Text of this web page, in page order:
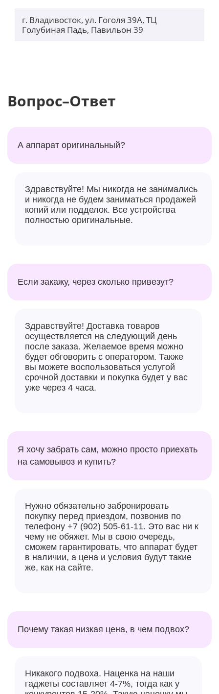
г. Владивосток, ул. Гоголя 39А, ТЦ
Голубиная Падь, Павильон 39
Вопрос–Ответ
А аппарат оригинальный?
Здравствуйте! Мы никогда не занимались
и никогда не будем заниматься продажей
копий или подделок. Все устройства
полностью оригинальные.
Если закажу, через сколько привезут?
Здравствуйте! Доставка товаров
осуществляется на следующий день
после заказа. Желаемое время можно
будет обговорить с оператором. Также
вы можете воспользоваться услугой
срочной доставки и покупка будет у вас
уже через 4 часа.
Я хочу забрать сам, можно просто приехать
на самовывоз и купить?
Нужно обязательно забронировать
покупку перед приездом, позвонив по
телефону +7 (902) 505-61-11. Это вас ни к
чему не обяжет. Мы в свою очередь,
сможем гарантировать, что аппарат будет
в наличии, а цена и условия будут такие
же, как на сайте.
Почему такая низкая цена, в чем подвох?
Никакого подвоха. Наценка на наши
гаджеты составляет 4-7%, тогда как у